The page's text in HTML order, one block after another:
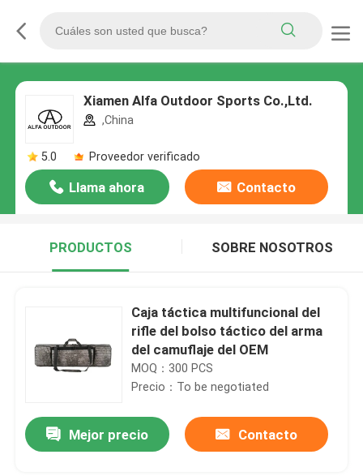
Xiamen Alfa Outdoor Sports Co.,Ltd.
,China
5.0 Proveedor verificado
Llama ahora Contacto
PRODUCTOS SOBRE NOSOTROS
Caja táctica multifuncional del
rifle del bolso táctico del arma
del camuflaje del OEM
MOQ：300 PCS
Precio：To be negotiated
Mejor precio Contacto